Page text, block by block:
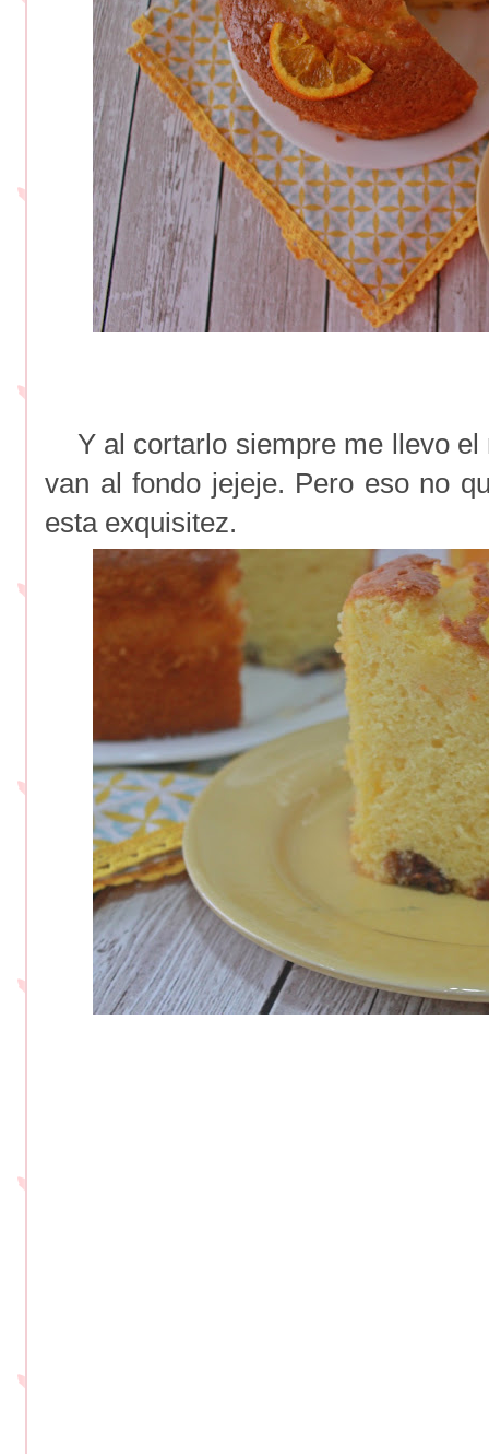
Y al cortarlo siempre me llevo
van al fondo jejeje. Pero eso no
esta exquisitez.